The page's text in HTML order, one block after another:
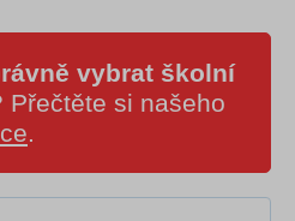
vybrat školní
Přečtěte si našeho
.